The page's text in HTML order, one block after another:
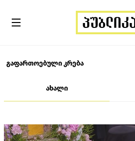
გაფართოებული კრება
ახალი